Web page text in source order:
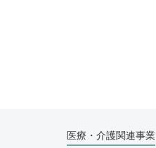
医療・介護関連事業